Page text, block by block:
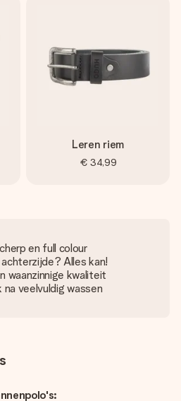
Leren riem
€ 34,99
en full colour
Alles kan!
waanzinnige kwaliteit
veelvuldig wassen